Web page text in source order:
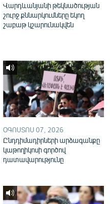
Վարդևանյանի թեկնածության
շուրջ քննարկումները եկող
շաբաթ կշարունակվեն
ՕԳՈՍՏՈՍ 07, 2026
Ընդդիմադիրների արձագանքը
կաթողիկոսի գործով
դատավարությունը